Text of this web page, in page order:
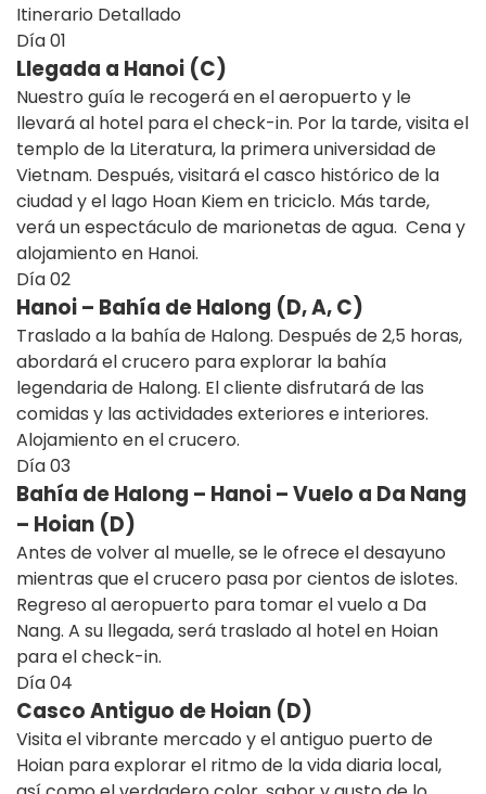
Itinerario Detallado
Día01
Llegada a Hanoi (C)
Nuestro guía le recogerá en el aeropuerto y le
llevará al hotel para el check-in. Por la tarde, visita el
templo de la Literatura, la primera universidad de
Vietnam. Después, visitará el casco histórico de la
ciudad y el lago Hoan Kiem en triciclo. Más tarde,
verá un espectáculo de marionetas de agua. Cena y
alojamiento en Hanoi.
Día02
Hanoi – Bahía de Halong (D, A, C)
Traslado a la bahía de Halong. Después de 2,5 horas,
abordará el crucero para explorar la bahía
legendaria de Halong. El cliente disfrutará de las
comidas y las actividades exteriores e interiores.
Alojamiento en el crucero.
Día03
Bahía de Halong – Hanoi – Vuelo a Da Nang
– Hoian (D)
Antes de volver al muelle, se le ofrece el desayuno
mientras que el crucero pasa por cientos de islotes.
Regreso al aeropuerto para tomar el vuelo a Da
Nang. A su llegada, será traslado al hotel en Hoian
para el check-in.
Día04
Casco Antiguo de Hoian (D)
Visita el vibrante mercado y el antiguo puerto de
Hoian para explorar el ritmo de la vida diaria local,